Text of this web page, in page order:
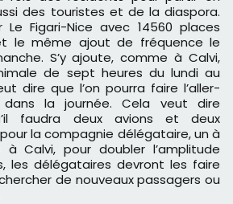
des touristes et de la diaspora.
Figari-Nice avec 14560 places
le même ajout de fréquence le
S’y ajoute, comme à Calvi,
de sept heures du lundi au
dire que l’on pourra faire l’aller-
dans la journée. Cela veut dire
faudra deux avions et deux
la compagnie délégataire, un à
Calvi, pour doubler l’amplitude
les délégataires devront les faire
de nouveaux passagers ou